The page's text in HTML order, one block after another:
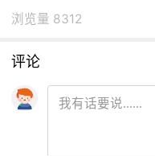
浏览量 8312
评论